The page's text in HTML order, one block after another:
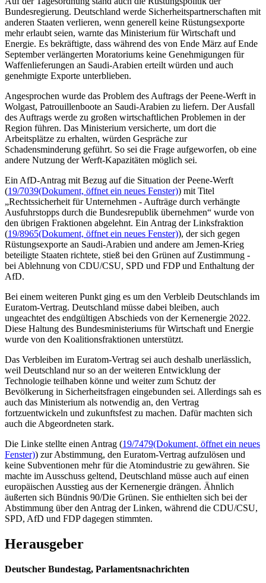
Bundesregierung. Deutschland werde Sicherheitspartnerschaften mit
anderen Staaten verlieren, wenn generell keine Rüstungsexporte
mehr erlaubt seien, warnte das Ministerium für Wirtschaft und
Energie. Es bekräftigte, dass während des von Ende März auf Ende
September verlängerten Moratoriums keine Genehmigungen für
Waffenlieferungen an Saudi-Arabien erteilt würden und auch
genehmigte Exporte unterblieben.
Angesprochen wurde das Problem des Auftrags der Peene-Werft in
Wolgast, Patrouillenboote an Saudi-Arabien zu liefern. Der Ausfall
des Auftrags werde zu großen wirtschaftlichen Problemen in der
Region führen. Das Ministerium versicherte, um dort die
Arbeitsplätze zu erhalten, würden Gespräche zur
Schadensminderung geführt. So sei die Frage aufgeworfen, ob eine
andere Nutzung der Werft-Kapazitäten möglich sei.
Ein AfD-Antrag mit Bezug auf die Situation der Peene-Werft
(19/7039(Dokument, öffnet ein neues Fenster)) mit Titel
„Rechtssicherheit für Unternehmen - Aufträge durch verhängte
Ausfuhrstopps durch die Bundesrepublik übernehmen“ wurde von
den übrigen Fraktionen abgelehnt. Ein Antrag der Linksfraktion
(19/8965(Dokument, öffnet ein neues Fenster)), der sich gegen
Rüstungsexporte an Saudi-Arabien und andere am Jemen-Krieg
beteiligte Staaten richtete, stieß bei den Grünen auf Zustimmung -
bei Ablehnung von CDU/CSU, SPD und FDP und Enthaltung der
AfD.
Bei einem weiteren Punkt ging es um den Verbleib Deutschlands im
Euratom-Vertrag. Deutschland müsse dabei bleiben, auch
ungeachtet des endgültigen Abschieds von der Kernenergie 2022.
Diese Haltung des Bundesministeriums für Wirtschaft und Energie
wurde von den Koalitionsfraktionen unterstützt.
Das Verbleiben im Euratom-Vertrag sei auch deshalb unerlässlich,
weil Deutschland nur so an der weiteren Entwicklung der
Technologie teilhaben könne und weiter zum Schutz der
Bevölkerung in Sicherheitsfragen eingebunden sei. Allerdings sah es
auch das Ministerium als notwendig an, den Vertrag
fortzuentwickeln und zukunftsfest zu machen. Dafür machten sich
auch die Abgeordneten stark.
Die Linke stellte einen Antrag (19/7479(Dokument, öffnet ein neues
Fenster)) zur Abstimmung, den Euratom-Vertrag aufzulösen und
keine Subventionen mehr für die Atomindustrie zu gewähren. Sie
machte im Ausschuss geltend, Deutschland müsse auch auf einen
europäischen Ausstieg aus der Kernenergie drängen. Ähnlich
äußerten sich Bündnis 90/Die Grünen. Sie enthielten sich bei der
Abstimmung über den Antrag der Linken, während die CDU/CSU,
SPD, AfD und FDP dagegen stimmten.
Herausgeber
Deutscher Bundestag, Parlamentsnachrichten